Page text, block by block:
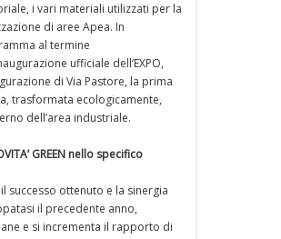
i vari materiali utilizzati per la
di aree Apea. In
al termine
ufficiale dell’EXPO,
di Via Pastore, la prima
trasformata ecologicamente,
dell’area industriale.
GREEN nello specifico
successo ottenuto e la sinergia
il precedente anno,
e si incrementa il rapporto di